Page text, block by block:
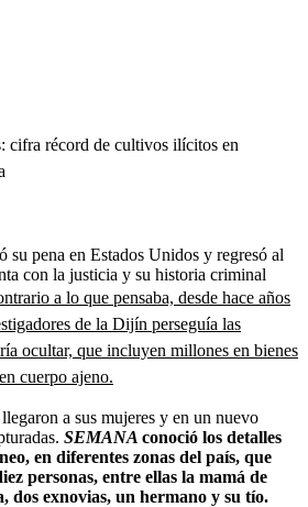
cifra récord de cultivos ilícitos en
pena en Estados Unidos y regresó al
con la justicia y su historia criminal
a lo que pensaba, desde hace años
de la Dijín perseguía las
ocultar, que incluyen millones en bienes
cuerpo ajeno.
a sus mujeres y en un nuevo
SEMANA conoció los detalles
en diferentes zonas del país, que
personas, entre ellas la mamá de
dos exnovias, un hermano y su tío.